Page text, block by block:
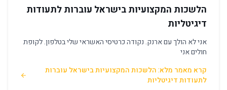
הלשכות המקצועיות בישראל עוברות לתעודות
דיגיטליות
אני לא הולך עם ארנק. נקודה כרטיסי האשראי שלי בטלפון. לקופת
חולים אני
קרא מאמר מלא: הלשכות המקצועיות בישראל עוברות
לתעודות דיגיטליות